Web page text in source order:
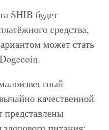
SHIB будет
средства,
может стать
качественной
представлены